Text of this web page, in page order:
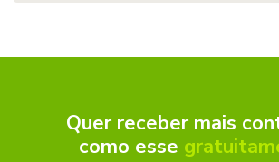
Quer receber mais
como esse